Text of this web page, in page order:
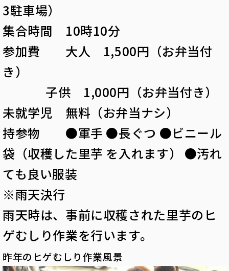
3駐車場）
集合時間 10時10分
参加費 大人 1,500円（お弁当付
き）
子供 1,000円（お弁当付き）
未就学児 無料（お弁当ナシ）
持参物 ●軍手 ●長ぐつ ●ビニール
袋（収穫した里芋 を入れます） ●汚れ
ても良い服装
※雨天決行
雨天時は、事前に収穫された里芋のヒ
ゲむしり作業を行います。
昨年のヒゲむしり作業風景